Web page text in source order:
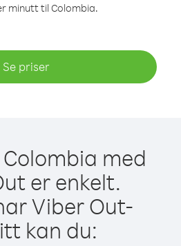
minutt til Colombia.
Se priser
med
er enkelt.
Viber Out-
kan du: